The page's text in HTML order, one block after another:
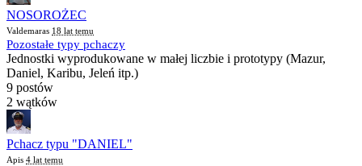
NOSOROŻEC
Valdemaras 18 lat temu
Pozostałe typy pchaczy
Jednostki wyprodukowane w małej liczbie i prototypy (Mazur,
Daniel, Karibu, Jeleń itp.)
9 postów
2 wątków
Pchacz typu "DANIEL"
Apis 4 lat temu